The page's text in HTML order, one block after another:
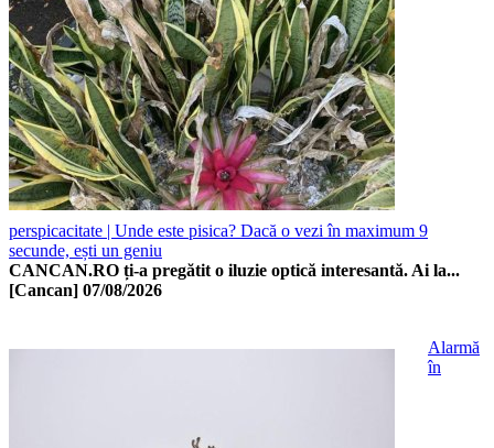
perspicacitate | Unde este pisica? Dacă o vezi în maximum 9
secunde, ești un geniu
CANCAN.RO ți-a pregătit o iluzie optică interesantă. Ai la...
[Cancan] 07/08/2026
Alarmă
în